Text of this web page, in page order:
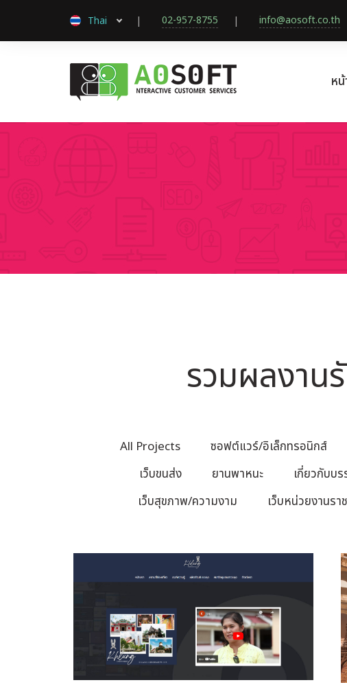
Thai 02-957-8755 info@aosoft.co.th
ห
รวมผลงาน
All Projects ซอฟต์แวร์/อิเล็กทรอนิกส์
เว็บขนส่ง
ยานพาหนะ เกี่ยวกับบ
เว็บสุขภาพ/ความงาม
เว็บหน่วยงานรา